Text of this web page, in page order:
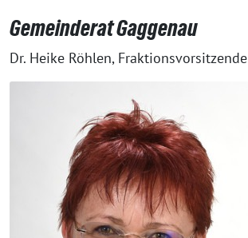
Gemeinderat Gaggenau
Dr. Heike Röhlen, Fraktionsvorsitzende